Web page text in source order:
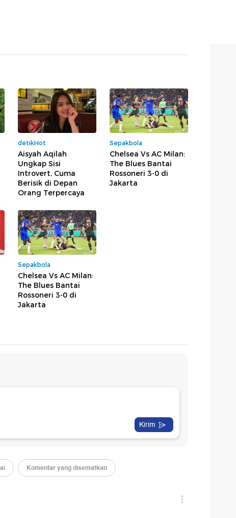
detikHot
Aisyah Aqilah
Ungkap Sisi
Introvert, Cuma
Berisik di Depan
Orang Terpercaya
Sepakbola
Chelsea Vs AC Milan:
The Blues Bantai
Rossoneri 3-0 di
Jakarta
Sepakbola
Chelsea Vs AC Milan:
The Blues Bantai
Rossoneri 3-0 di
Jakarta